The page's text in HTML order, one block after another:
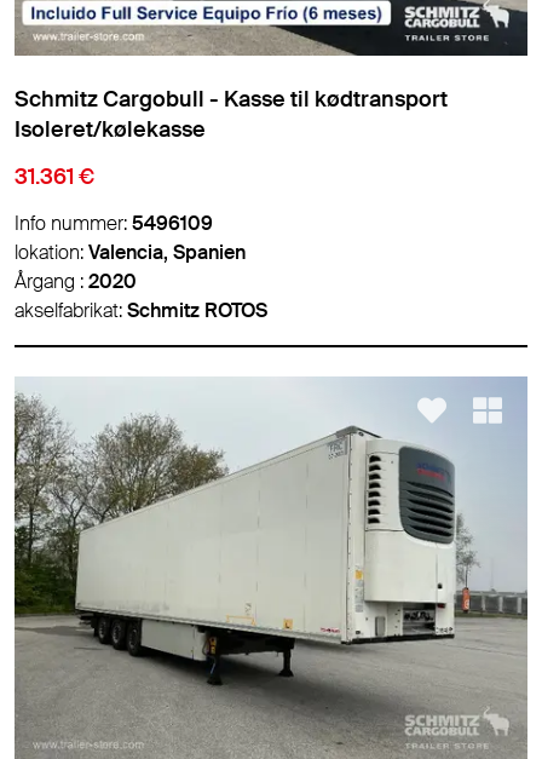
Schmitz Cargobull - Kasse til kødtransport
Isoleret/kølekasse
31.361 €
Info nummer:5496109
lokation:Valencia, Spanien
Årgang :2020
akselfabrikat:Schmitz ROTOS